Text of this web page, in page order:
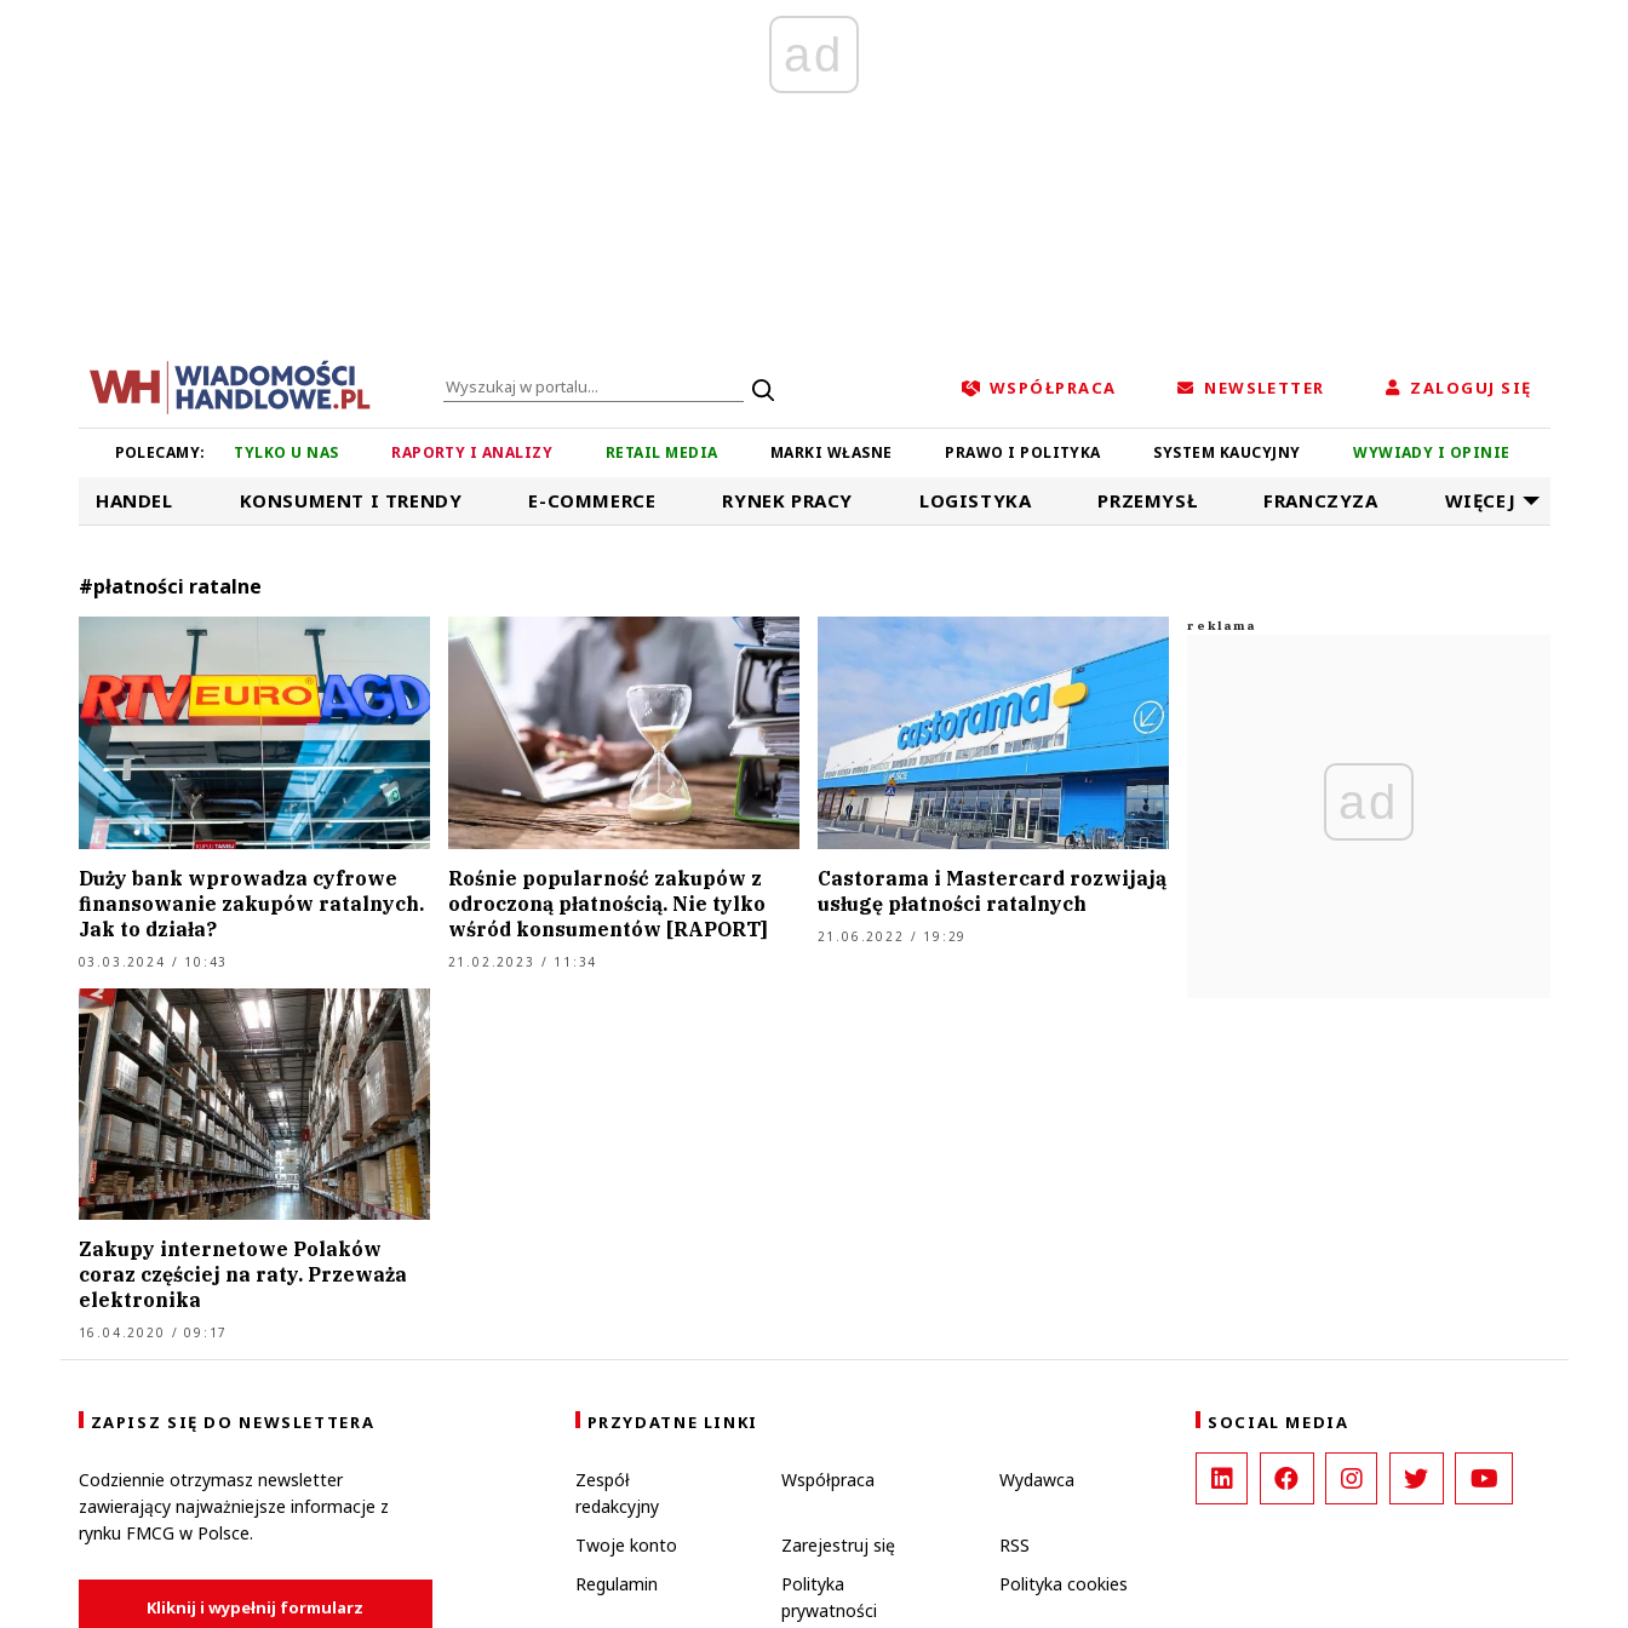
ad
WSPÓŁPRACA NEWSLETTER ZALOGUJ SIĘ
POLECAMY: TYLKO U NAS RAPORTY I ANALIZY RETAIL MEDIA MARKI WŁASNE PRAWO I POLITYKA SYSTEM KAUCYJNY WYWIADY I OPINIE
HANDEL KONSUMENT I TRENDY E-COMMERCE RYNEK PRACY LOGISTYKA PRZEMYSŁ FRANCZYZA WIĘCEJ
#płatności ratalne
Duży bank wprowadza cyfrowe
finansowanie zakupów ratalnych.
Jak to działa?
03.03.2024 / 10:43
Rośnie popularność zakupów z
odroczoną płatnością. Nie tylko
wśród konsumentów [RAPORT]
21.02.2023 / 11:34
Castorama i Mastercard rozwijają
usługę płatności ratalnych
21.06.2022 / 19:29
Zakupy internetowe Polaków
coraz częściej na raty. Przeważa
elektronika
16.04.2020 / 09:17
ad
ZAPISZ SIĘ DO NEWSLETTERA
Codziennie otrzymasz newsletter
zawierający najważniejsze informacje z
rynku FMCG w Polsce.
Kliknij i wypełnij formularz
PRZYDATNE LINKI
Zespół
redakcyjny
Współpraca Wydawca
Twoje konto Zarejestruj się
RSS
Regulamin
Polityka
prywatności
Polityka cookies
SOCIAL MEDIA